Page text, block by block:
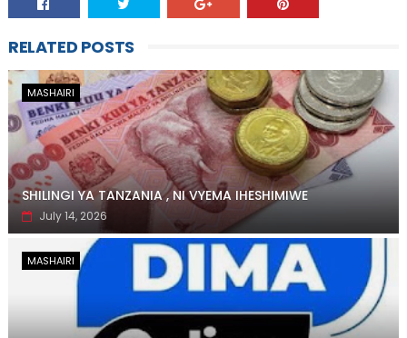
RELATED POSTS
MASHAIRI
SHILINGI YA TANZANIA , NI VYEMA IHESHIMIWE
July 14, 2026
MASHAIRI